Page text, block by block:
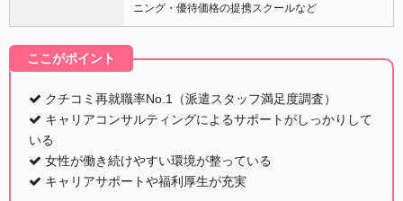
ニング・優待価格の提携スクールなど
ここがポイント
クチコミ再就職率No.1（派遣スタッフ満足度調査）
キャリアコンサルティングによるサポートがしっかりして
いる
女性が働き続けやすい環境が整っている
キャリアサポートや福利厚生が充実